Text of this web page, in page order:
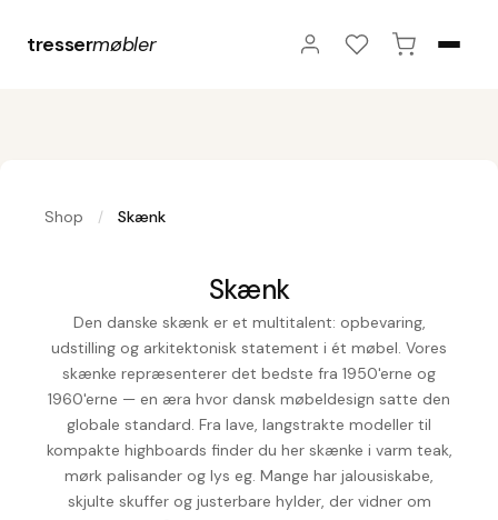
tressermøbler
Shop / Skænk
Skænk
Den danske skænk er et multitalent: opbevaring,
udstilling og arkitektonisk statement i ét møbel. Vores
skænke repræsenterer det bedste fra 1950'erne og
1960'erne — en æra hvor dansk møbeldesign satte den
globale standard. Fra lave, langstrakte modeller til
kompakte highboards finder du her skænke i varm teak,
mørk palisander og lys eg. Mange har jalousiskabe,
skjulte skuffer og justerbare hylder, der vidner om